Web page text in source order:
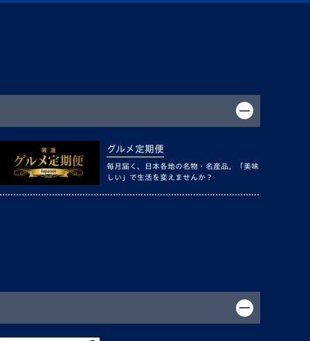
グルメ定期便
毎月届く、日本各地の名物・名産品。「美味
しい」で生活を変えませんか？